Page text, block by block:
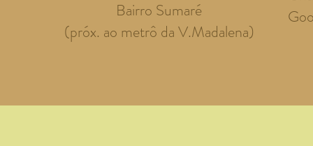
Bairro Sumaré
(próx. ao metrô da V.Madalena)